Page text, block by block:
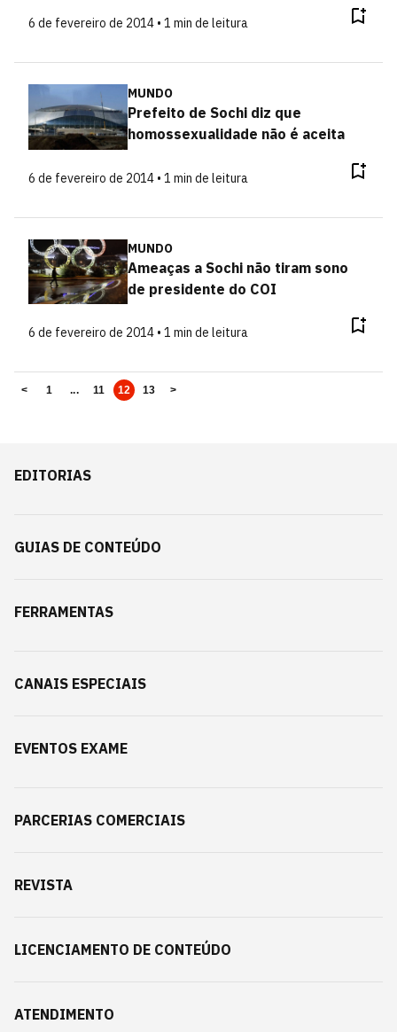
6 de fevereiro de 2014 • 1 min de leitura
MUNDO
Prefeito de Sochi diz que
homossexualidade não é aceita
6 de fevereiro de 2014 • 1 min de leitura
MUNDO
Ameaças a Sochi não tiram sono
de presidente do COI
6 de fevereiro de 2014 • 1 min de leitura
< 1 ... 11 12 13 >
EDITORIAS
GUIAS DE CONTEÚDO
FERRAMENTAS
CANAIS ESPECIAIS
EVENTOS EXAME
PARCERIAS COMERCIAIS
REVISTA
LICENCIAMENTO DE CONTEÚDO
ATENDIMENTO